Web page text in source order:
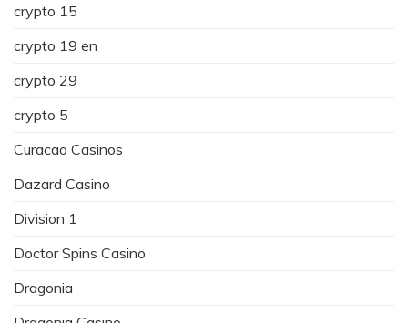
crypto 15
crypto 19 en
crypto 29
crypto 5
Curacao Casinos
Dazard Casino
Division 1
Doctor Spins Casino
Dragonia